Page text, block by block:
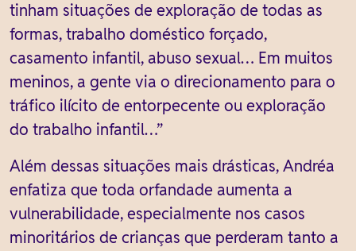
tinham situações de exploração de todas as
formas, trabalho doméstico forçado,
casamento infantil, abuso sexual… Em muitos
meninos, a gente via o direcionamento para o
tráfico ilícito de entorpecente ou exploração
do trabalho infantil…”
Além dessas situações mais drásticas, Andréa
enfatiza que toda orfandade aumenta a
vulnerabilidade, especialmente nos casos
minoritários de crianças que perderam tanto a